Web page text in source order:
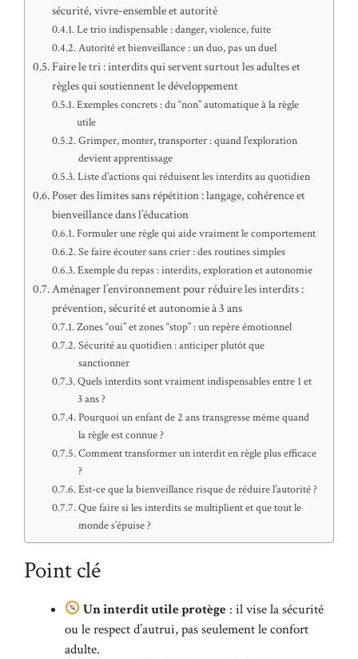
sécurité, vivre-ensemble et autorité
Le trio indispensable : danger, violence, fuite
Autorité et bienveillance : un duo, pas un duel
Faire le tri : interdits qui servent surtout les adultes et
règles qui soutiennent le développement
Exemples concrets : du “non” automatique à la règle
utile
Grimper, monter, transporter : quand l’exploration
devient apprentissage
Liste d’actions qui réduisent les interdits au quotidien
Poser des limites sans répétition : langage, cohérence et
bienveillance dans l’éducation
Formuler une règle qui aide vraiment le comportement
Se faire écouter sans crier : des routines simples
Exemple du repas : interdits, exploration et autonomie
Aménager l’environnement pour réduire les interdits :
prévention, sécurité et autonomie à 3 ans
Zones “oui” et zones “stop” : un repère émotionnel
Sécurité au quotidien : anticiper plutôt que
sanctionner
Quels interdits sont vraiment indispensables entre 1 et
3 ans ?
Pourquoi un enfant de 2 ans transgresse même quand
la règle est connue ?
Comment transformer un interdit en règle plus efficace
?
Est-ce que la bienveillance risque de réduire l’autorité ?
Que faire si les interdits se multiplient et que tout le
monde s’épuise ?
Point clé
Un interdit utile protège : il vise la sécurité
ou le respect d’autrui, pas seulement le confort
adulte.